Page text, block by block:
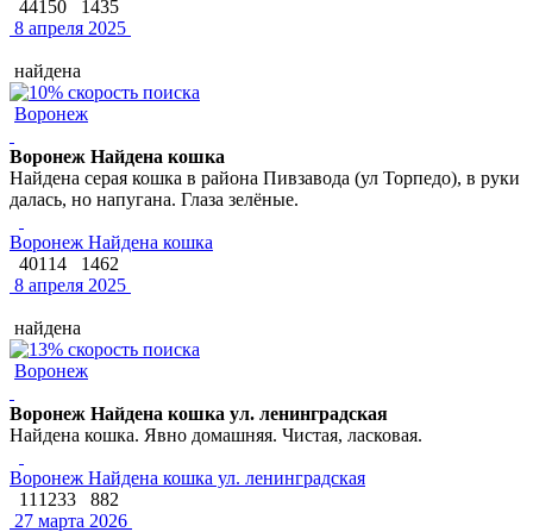
44150
1435
8 апреля 2025
найдена
Воронеж
Воронеж Найдена кошка
Найдена серая кошка в района Пивзавода (ул Торпедо), в руки
далась, но напугана. Глаза зелёные.
Воронеж Найдена кошка
40114
1462
8 апреля 2025
найдена
Воронеж
Воронеж Найдена кошка ул. ленинградская
Найдена кошка. Явно домашняя. Чистая, ласковая.
Воронеж Найдена кошка ул. ленинградская
111233
882
27 марта 2026